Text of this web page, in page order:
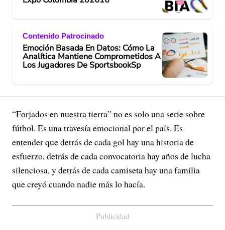
Contenido Patrocinado
Emoción Basada En Datos: Cómo La
Analítica Mantiene Comprometidos A
Los Jugadores De SportsbookSp
“Forjados en nuestra tierra” no es solo una serie sobre
fútbol. Es una travesía emocional por el país. Es
entender que detrás de cada gol hay una historia de
esfuerzo, detrás de cada convocatoria hay años de lucha
silenciosa, y detrás de cada camiseta hay una familia
que creyó cuando nadie más lo hacía.
Publicidad